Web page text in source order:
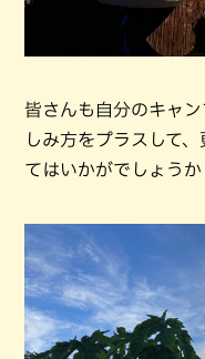
皆さんも自分のキャ
しみ方をプラスして
てはいかがでしょうか